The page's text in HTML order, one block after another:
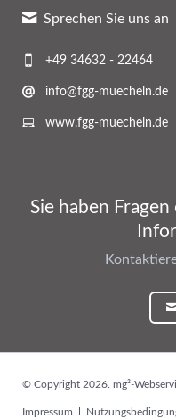
Sprechen Sie uns an
+49 34632 - 22464
info@fgg-muecheln.de
www.fgg-muecheln.de
Sie haben
© Copyright 2026. mg²-
Navigation
Impressum